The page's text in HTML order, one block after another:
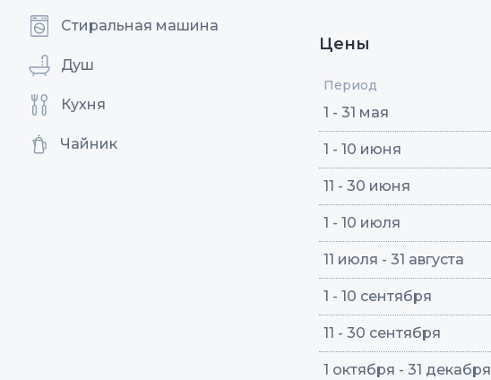
Стиральная машина
Душ
Кухня
Чайник
Цены
Период
1 - 31 мая
1 - 10 июня
11 - 30 июня
1 - 10 июля
11 июля - 31 августа
1 - 10 сентября
11 - 30 сентября
1 октября - 31 декабря